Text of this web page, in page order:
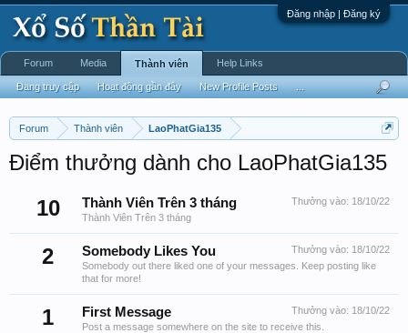
Đăng nhập | Đăng ký
Forum Thành viên LaoPhatGia135
Điểm thưởng dành cho LaoPhatGia135
10
Thưởng vào: 18/10/22
Thành Viên Trên 3 tháng
Thành Viên Trên 3 tháng
2 Thưởng vào: 18/10/22
Somebody Likes You
Somebody out there liked one of your messages. Keep posting like
that for more!
1 Thưởng vào: 18/10/22
First Message
Post a message somewhere on the site to receive this.
Forum Media Thành viên
Đang truy cập Hoạt động gần đây New Profile Posts
Help Links